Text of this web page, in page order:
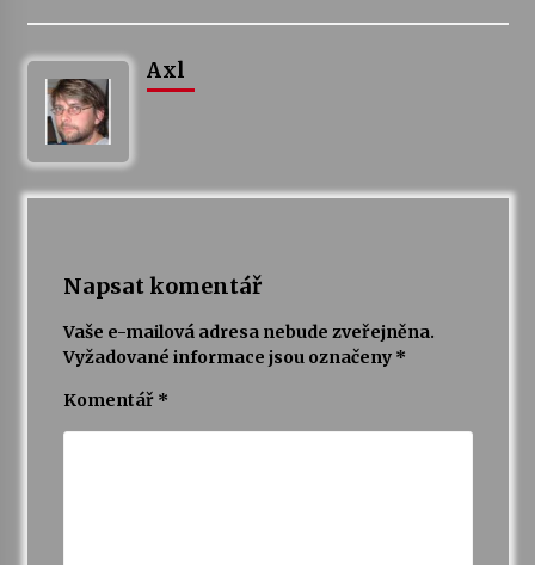
Axl
Napsat komentář
Vaše e-mailová adresa nebude zveřejněna.
Vyžadované informace jsou označeny *
Komentář *